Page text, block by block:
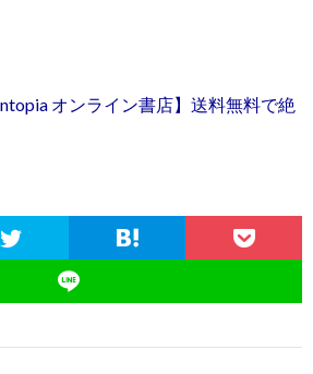
オンライン書店】送料無料で絶